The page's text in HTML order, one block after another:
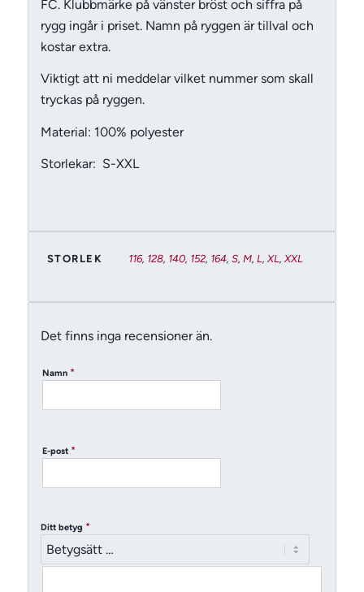
FC. Klubbmärke på vänster bröst och siffra på
rygg ingår i priset. Namn på ryggen är tillval och
kostar extra.
Viktigt att ni meddelar vilket nummer som skall
tryckas på ryggen.
Material: 100% polyester
Storlekar: S-XXL
STORLEK 116, 128, 140, 152, 164, S, M, L , XL , XXL
Det finns inga recensioner än.
Namn *
E-post *
Ditt betyg *